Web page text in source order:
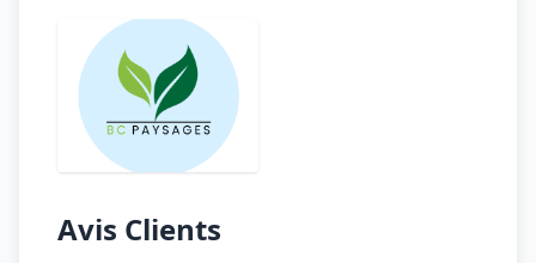
Avis Clients